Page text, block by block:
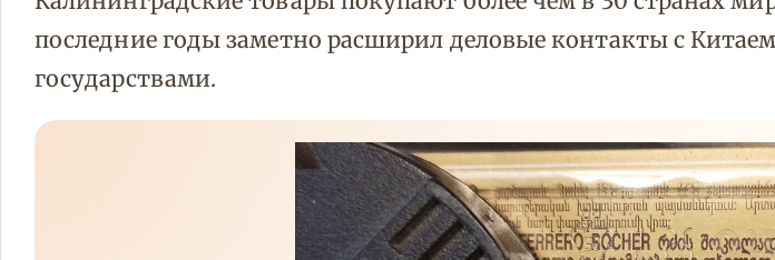
последние годы заметно расширил деловые контакты с
государствами.